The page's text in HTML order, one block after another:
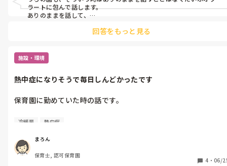
皆さんは保護者対応、どんな感じでやってますか？
ラートに包んで話します。
ありのままを話して、
いんだろうな…という感じです。
それで伝わらなかったり、「うちの子、意外とできるんだ！」って
勘違いされたり…
はっきりと言えないことも多いし。
保護者対応、私もすごく苦手です💦
「今日こんなことしてましたよ！」
など、できたことだけを伝えてますが、
それはそれで、例えば療育に通うお子さんとか、グレーなお子さん
の保護者相手だと、
「うちの子、こんなこともできるんだ！うちの子すごい👏」
回答をもっと見る
施設・環境
熱中症になりそうで毎日しんどかったです
保育園に勤めていた時の話です。
エアコンつけていても子ども達の熱気で暑くて毎日しんどいで
しかも午前中は汗腺を鍛える必要があるとかで昼食時にようやく
つけます
冷暖房 熱中症
まろん
保育士, 認可保育園
4 ・ 06/